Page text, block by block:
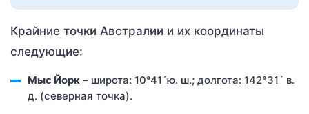
Крайние точки Австралии и их координаты
следующие:
Мыс Йорк – широта: 10°41´ю. ш.; долгота: 142°31´ в.
д. (северная точка).